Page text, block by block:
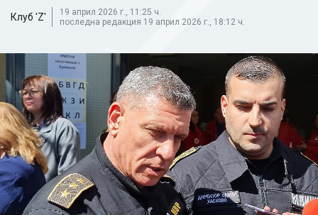
Клуб 'Z'
19 април 2026 г., 11:25 ч.
последна редакция 19 април 2026 г., 18:12 ч.